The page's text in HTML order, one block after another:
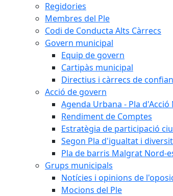
Regidories
Membres del Ple
Codi de Conducta Alts Càrrecs
Govern municipal
Equip de govern
Cartipàs municipal
Directius i càrrecs de
Acció de govern
Agenda Urbana - Pla
Rendiment de Comptes
Estratègia de participació
Segon Pla d'igualtat i
Pla de barris Malgrat Nord-
Grups municipals
Notícies i opinions de
Mocions del Ple